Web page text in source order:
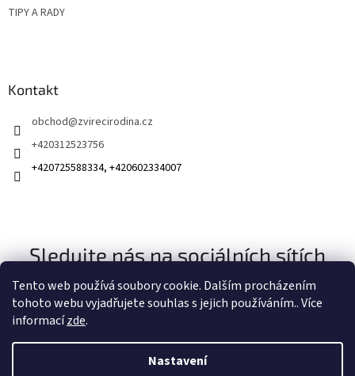
Tento web používá soubory cookie. Dalším procházením
tohoto webu vyjadřujete souhlas s jejich používáním.. Více
informacízde.
Nastavení
TIPY A RADY
Kontakt
obchod@zvirecirodina.cz
+420312523756
+420725588334, +420602334007
Sledujte nás na sociálních sítích
Vytvořil Shoptet